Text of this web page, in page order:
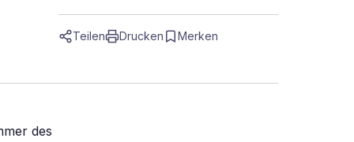
Teilen Drucken Merken
des